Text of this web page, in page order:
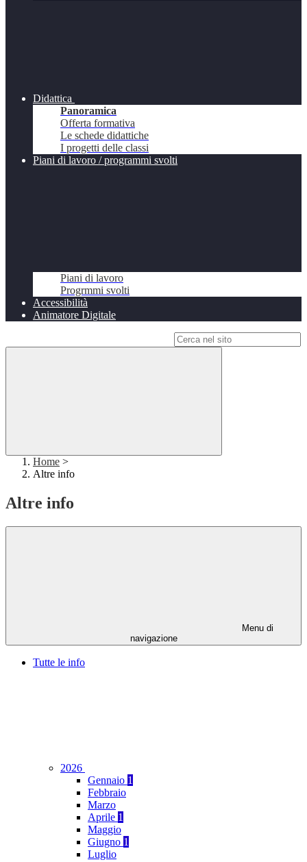
Didattica
Panoramica
Offerta formativa
Le schede didattiche
I progetti delle classi
Piani di lavoro / programmi svolti
Piani di lavoro
Progrmmi svolti
Accessibilità
Animatore Digitale
Home >
Altre info
Altre info
Menu di
navigazione
Tutte le info
2026
Gennaio 1
Febbraio
Marzo
Aprile 1
Maggio
Giugno 1
Luglio